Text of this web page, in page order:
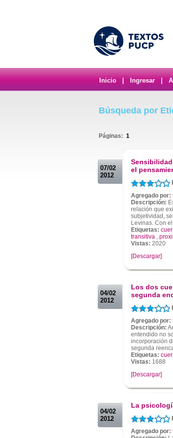
Inicio Ingresar
Búsqueda por
Páginas: 1
07/02
2012
el
Agregado por:
Descripción:
relación que
subjetividad,
Levinas. Con
Etiquetas:
transitiva ,
Vistas: 2020
[Descargar]
04/02
2012
Los dos
segunda
Agregado por:
Descripción:
entendido no
incorporación
segunda
Etiquetas:
Vistas: 1688
[Descargar]
04/02
2012
La
Agregado por: